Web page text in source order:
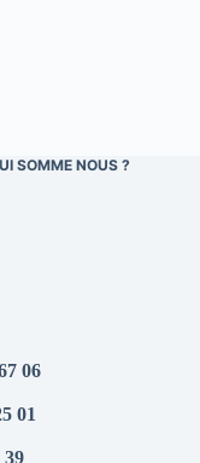
SOMME NOUS ?
06
01
39